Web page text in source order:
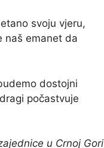
svoju vjeru,
naš emanet da
dostojni
počastvuje
u Crnoj Gori